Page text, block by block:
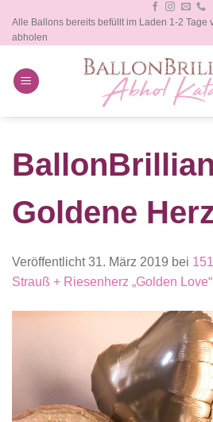
Inhalt
springen
Alle Ballons bereits befüllt im Laden 1-2 Tage
abholen
Goldene
Veröffentlicht31. März 2019 bei
Strauß + Riesenherz „Golden Love“